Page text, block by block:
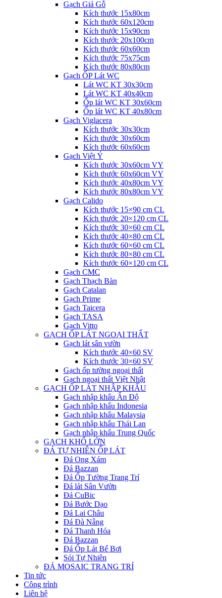
Gạch Giả Gỗ
Kích thước 15x80cm
Kích thước 60x120cm
Kích thước 15x90cm
Kích thước 20x100cm
Kích thước 60x60cm
Kích thước 75x75cm
Kích thước 80x80cm
Gạch ỐP Lát WC
Lát WC KT 30x30cm
Lát WC KT 40x40cm
Ốp lát WC KT 30x60cm
Ốp lát WC KT 40x80cm
Gạch Viglacera
Kích thước 30x30cm
Kích thước 30x60cm
Kích thước 60x60cm
Gạch Việt Ý
Kích thước 30x60cm VY
Kích thước 60x60cm VY
Kích thước 40x80cm VY
Kích thước 80x80cm VY
Gạch Calido
Kích thước 15×90 cm CL
Kích thước 20×120 cm CL
Kích thước 30×60 cm CL
Kích thước 40×80 cm CL
Kích thước 60×60 cm CL
Kích thước 80×80 cm CL
Kích thước 60×120 cm CL
Gạch CMC
Gạch Thạch Bàn
Gạch Catalan
Gạch Prime
Gạch Taicera
Gạch TASA
Gạch Vitto
GẠCH ỐP LÁT NGOẠI THẤT
Gạch lát sân vườn
Kích thước 40×60 SV
Kích thước 30×60 SV
Gạch ốp tường ngoại thất
Gạch ngoại thất Việt Nhật
GẠCH ỐP LÁT NHẬP KHẨU
Gạch nhập khẩu Ấn Độ
Gạch nhập khẩu Indonesia
Gạch nhập khẩu Malaysia
Gạch nhập khẩu Thái Lan
Gạch nhập khẩu Trung Quốc
GẠCH KHỔ LỚN
ĐÁ TỰ NHIÊN ỐP LÁT
Đá Ong Xám
Đá Bazzan
Đá Ốp Tường Trang Trí
Đá lát Sân Vườn
Đá CuBic
Đá Bước Dạo
Đá Lai Châu
Đá Đà Nẵng
Đá Thanh Hóa
Đá Bazzan
Đá Ốp Lát Bể Bơi
Sỏi Tự Nhiên
ĐÁ MOSAIC TRANG TRÍ
Tin tức
Công trình
Liên hệ